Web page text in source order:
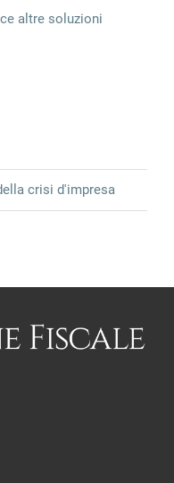
altre soluzioni
crisi d'impresa